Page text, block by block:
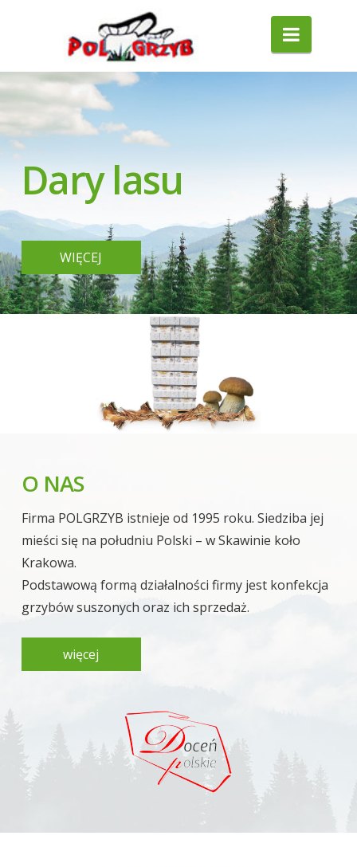
Polgrzyb
Dary lasu
WIĘCEJ
O NAS
Firma POLGRZYB istnieje od 1995 roku. Siedziba jej
mieści się na południu Polski – w Skawinie koło
Krakowa.
Podstawową formą działalności firmy jest konfekcja
grzybów suszonych oraz ich sprzedaż.
więcej